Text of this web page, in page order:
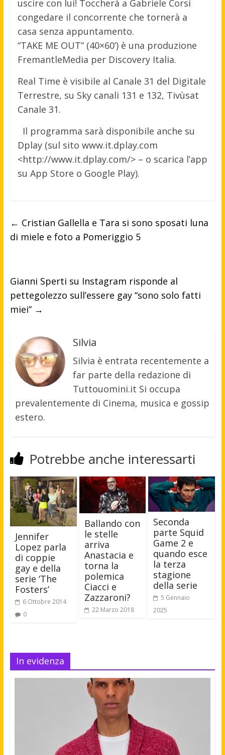
uscire con lui! Toccherà a Gabriele Corsi
congedare il concorrente che tornerà a
casa senza appuntamento.
“TAKE ME OUT” (40×60’) è una produzione
FremantleMedia per Discovery Italia.
Real Time è visibile al Canale 31 del Digitale
Terrestre, su Sky canali 131 e 132, Tivùsat
Canale 31.
Il programma sarà disponibile anche su
Dplay (sul sito www.it.dplay.com
<http://www.it.dplay.com/> – o scarica l’app
su App Store o Google Play).
← Cristian Gallella e Tara si sono sposati luna
di miele e foto a Pomeriggio 5
Gianni Sperti su Instagram risponde al
pettegolezzo sull’essere gay “sono solo fatti
miei” →
Silvia
Silvia è entrata recentemente a
far parte della redazione di
Tuttouomini.it Si occupa
prevalentemente di Cinema, musica e gossip
estero.
Potrebbe anche interessarti
Jennifer
Lopez parla
di coppie
gay e della
serie ‘The
Fosters’
6 Ottobre 2014
0
Ballando con
le stelle
arriva
Anastacia e
torna la
polemica
Ciacci e
Zazzaroni?
22 Marzo 2018
Seconda
parte Squid
Game 2 e
quando esce
la terza
stagione
della serie
5 Gennaio
2025
In evidenza